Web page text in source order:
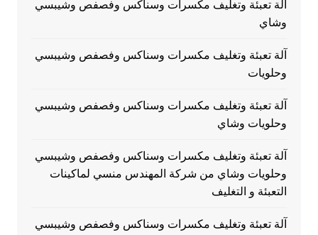
آلة تعبئة وتغليف مكسرات وسناكس وفصفص وشيبسي
وشاي
آلة تعبئة وتغليف مكسرات وسناكس وفصفص وشيبسي
وحلويات
آلة تعبئة وتغليف مكسرات وسناكس وفصفص وشيبسي
وحلويات وشاي
آلة تعبئة وتغليف مكسرات وسناكس وفصفص وشيبسي
وحلويات وشاي من شركة المهندس منسي لماكينات
التعبئة و التغليف
آلة تعبئة وتغليف مكسرات وسناكس وفصفص وشيبسي